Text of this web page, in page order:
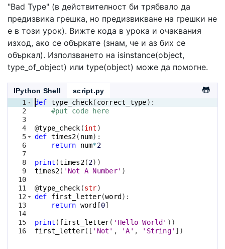
"Bad Type" (в действителност би трябвало да
предизвика грешка, но предизвикване на грешки не
е в този урок). Вижте кода в урока и очаквания
изход, ако се объркате (знам, че и аз бих се
объркал). Използването на isinstance(object,
type_of_object) или type(object) може да помогне.
IPython Shell
script.py
1
2
3
4
5
6
7
8
9
10
11
12
13
14
15
16
def type_check( correct_type) :
#put code here
@type_check (int )
def times2( num) :
return
num*2
print (times2(2))
times2( 'Not A Number' )
@type_check (str)
def
first_letter(word ) :
return word [0]
print (first_letter( 'Hello World' ))
first_letter([ 'Not' , 'A' , 'String' ])